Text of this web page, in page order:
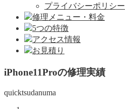
プライバシーポリシー
修理メニュー・料金
5つの特徴
アクセス情報
お見積り
iPhone11Proの修理実績
quicktsudanuma